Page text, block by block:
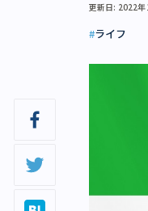
更新日: 2022
ライフ